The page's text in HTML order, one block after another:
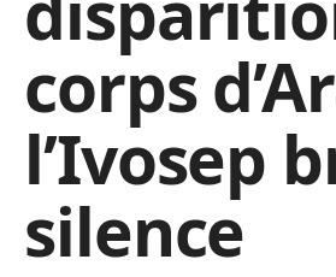
corps
l’Ivosep
silence